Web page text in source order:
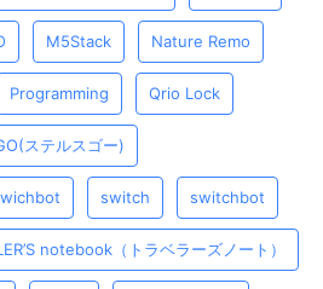
M5Stack Nature Remo
Programming Qrio Lock
ステルスゴー)
switch switchbot
notebook（トラベラーズノート）